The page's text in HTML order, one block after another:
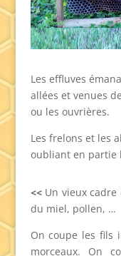
Les effluves
allées et venues
ou les ouvrières.
Les frelons et les
oubliant en partie
<<Un vieux cadre
du miel, pollen, …
On coupe les fils
morceaux. On